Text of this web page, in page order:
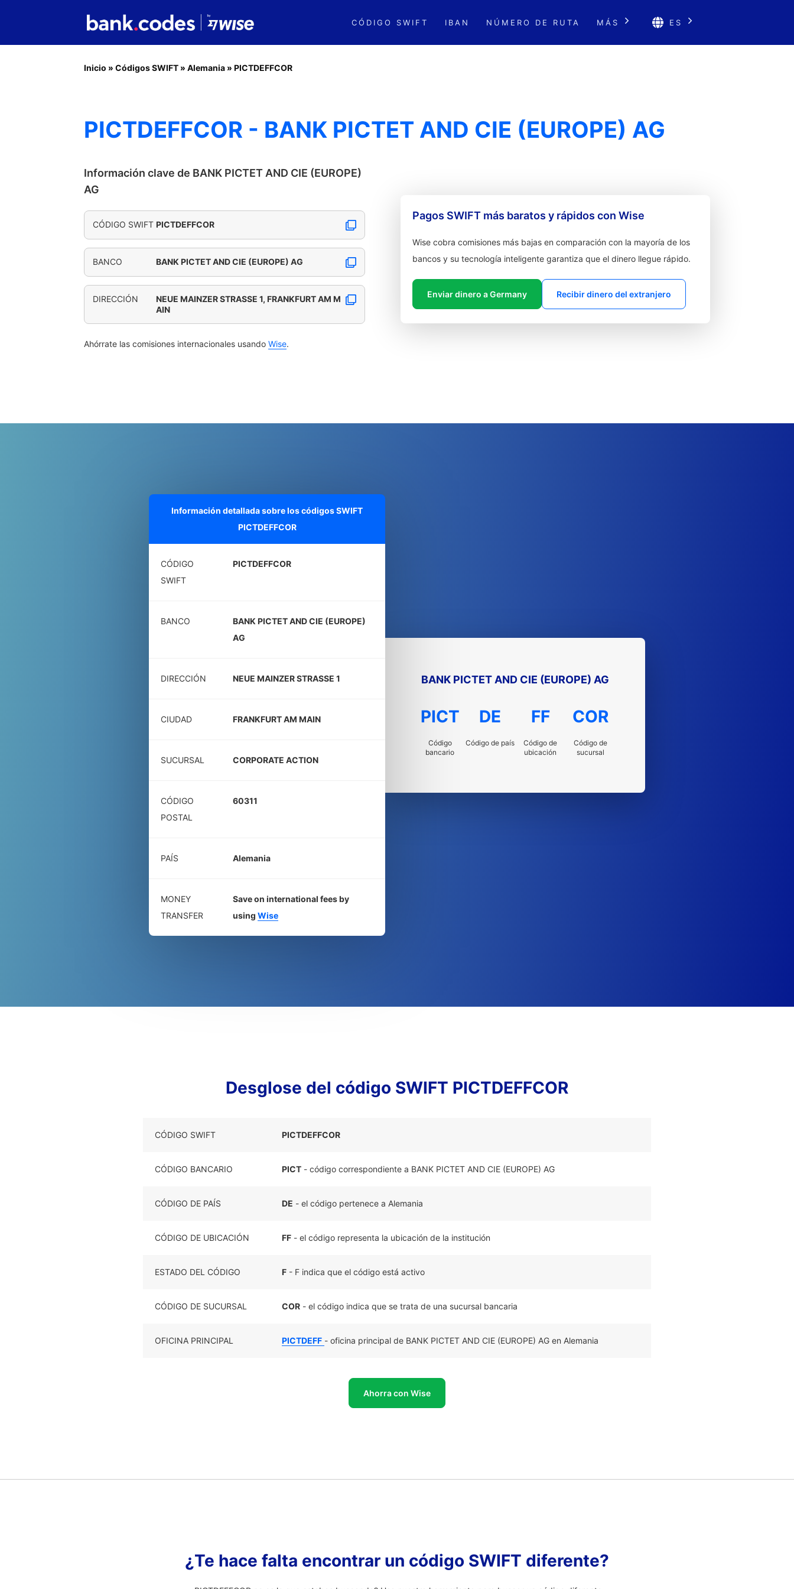
CÓDIGO SWIFT IBAN NÚMERO DE RUTA MÁS ES
Inicio » Códigos SWIFT » Alemania » PICTDEFFCOR
PICTDEFFCOR - BANK PICTET AND CIE (EUROPE) AG
Información clave de BANK PICTET AND CIE (EUROPE)
AG
CÓDIGO SWIFT PICTDEFFCOR
BANCO BANK PICTET AND CIE (EUROPE) AG
DIRECCIÓN
NEUE MAINZER STRASSE 1, FRANKFURT AM M
AIN
Ahórrate las comisiones internacionales usando Wise.
Pagos SWIFT más baratos y rápidos con Wise
Wise cobra comisiones más bajas en comparación con la mayoría de los
bancos y su tecnología inteligente garantiza que el dinero llegue rápido.
Enviar dinero a Germany Recibir dinero del extranjero
Información detallada sobre los códigos SWIFT
PICTDEFFCOR
CÓDIGO
SWIFT
PICTDEFFCOR
BANCO
BANK PICTET AND CIE (EUROPE)
AG
DIRECCIÓN NEUE MAINZER STRASSE 1
CIUDAD FRANKFURT AM MAIN
SUCURSAL CORPORATE ACTION
CÓDIGO
POSTAL
60311
PAÍS Alemania
MONEY
TRANSFER
Save on international fees by
using Wise
BANK PICTET AND CIE (EUROPE) AG
PICT
Código
bancario
DE
Código de país
FF
Código de
ubicación
COR
Código de
sucursal
Desglose del código SWIFT PICTDEFFCOR
CÓDIGO SWIFT PICTDEFFCOR
CÓDIGO BANCARIO PICT - código correspondiente a BANK PICTET AND CIE (EUROPE) AG
CÓDIGO DE PAÍS DE - el código pertenece a Alemania
CÓDIGO DE UBICACIÓN FF - el código representa la ubicación de la institución
ESTADO DEL CÓDIGO F - F indica que el código está activo
CÓDIGO DE SUCURSAL COR - el código indica que se trata de una sucursal bancaria
OFICINA PRINCIPAL PICTDEFF - oficina principal de BANK PICTET AND CIE (EUROPE) AG en Alemania
Ahorra con Wise
¿Te hace falta encontrar un código SWIFT diferente?